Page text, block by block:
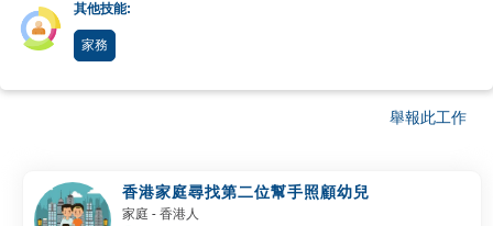
其他技能:
家務
舉報此工作
香港家庭尋找第二位幫手照顧幼兒
家庭 - 香港人